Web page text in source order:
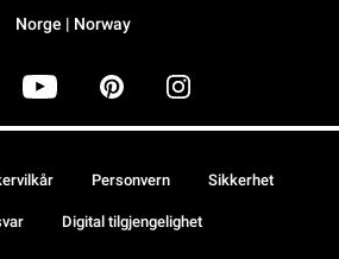
Norge | Norway
Personvern Sikkerhet
Digital tilgjengelighet